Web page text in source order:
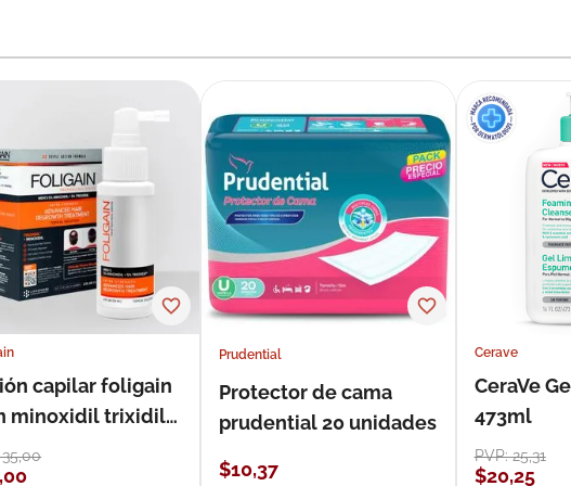
capilar foligain
minoxidil trixidil
59 ml
35,00
,00
Prudential
Protector de cama
prudential 20 unidades
$10,37
Cerave
CeraVe
473ml
PVP:25,31
$20,25